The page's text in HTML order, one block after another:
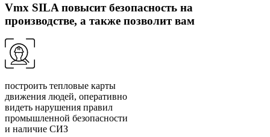
Vmx SILA повысит безопасность на
производстве, а также позволит вам
построить тепловые карты
движения людей, оперативно
видеть нарушения правил
промышленной безопасности
и наличие СИЗ